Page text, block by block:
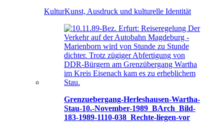
KulturKunst, Ausdruck und kulturelle Identität
Grenzuebergang-Herleshausen-Wartha-
Stau-10.-November-1989_BArch_Bild-
183-1989-1110-038_Rechte-liegen-vor